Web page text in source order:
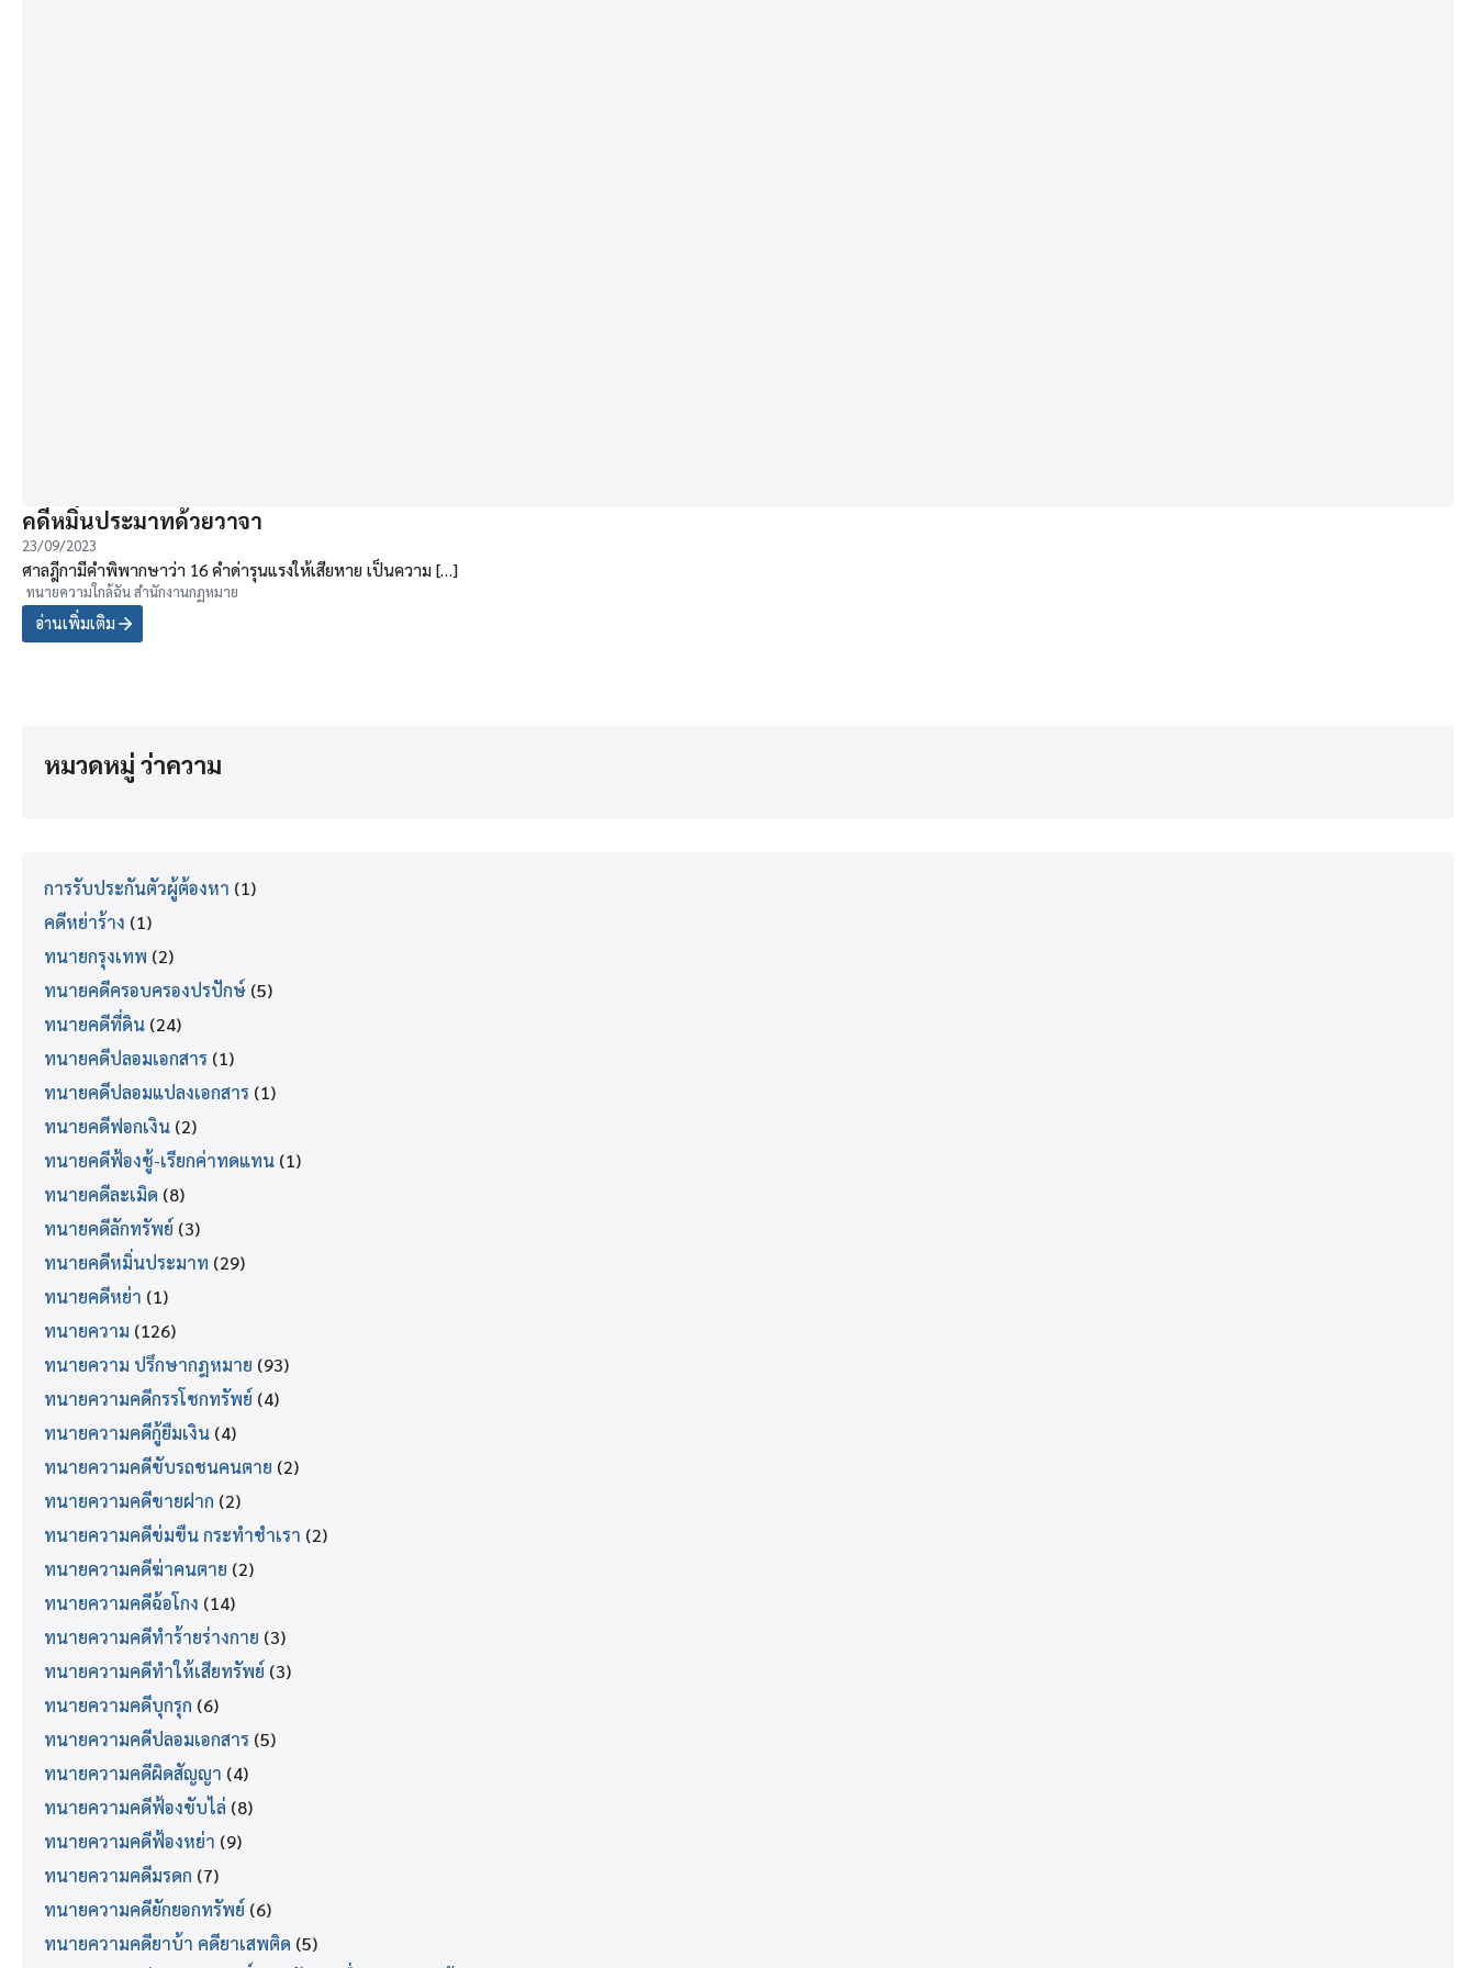
คดีหมิ่นประมาทด้วยวาจา
23/09/2023
ศาลฎีกามีคำพิพากษาว่า 16 คำด่ารุนแรงให้เสียหาย เป็นความ […]
ทนายความใกล้ฉัน สำนักงานกฏหมาย
อ่านเพิ่มเติม
หมวดหมู่ ว่าความ
การรับประกันตัวผู้ต้องหา (1)
คดีหย่าร้าง (1)
ทนายกรุงเทพ (2)
ทนายคดีครอบครองปรปักษ์ (5)
ทนายคดีที่ดิน (24)
ทนายคดีปลอมเอกสาร (1)
ทนายคดีปลอมแปลงเอกสาร (1)
ทนายคดีฟอกเงิน (2)
ทนายคดีฟ้องชู้-เรียกค่าทดแทน (1)
ทนายคดีละเมิด (8)
ทนายคดีลักทรัพย์ (3)
ทนายคดีหมิ่นประมาท (29)
ทนายคดีหย่า (1)
ทนายความ (126)
ทนายความ ปรึกษากฎหมาย (93)
ทนายความคดีกรรโชกทรัพย์ (4)
ทนายความคดีกู้ยืมเงิน (4)
ทนายความคดีขับรถชนคนตาย (2)
ทนายความคดีขายฝาก (2)
ทนายความคดีข่มขืน กระทำชำเรา (2)
ทนายความคดีฆ่าคนตาย (2)
ทนายความคดีฉ้อโกง (14)
ทนายความคดีทำร้ายร่างกาย (3)
ทนายความคดีทำให้เสียทรัพย์ (3)
ทนายความคดีบุกรุก (6)
ทนายความคดีปลอมเอกสาร (5)
ทนายความคดีผิดสัญญา (4)
ทนายความคดีฟ้องขับไล่ (8)
ทนายความคดีฟ้องหย่า (9)
ทนายความคดีมรดก (7)
ทนายความคดียักยอกทรัพย์ (6)
ทนายความคดียาบ้า คดียาเสพติด (5)